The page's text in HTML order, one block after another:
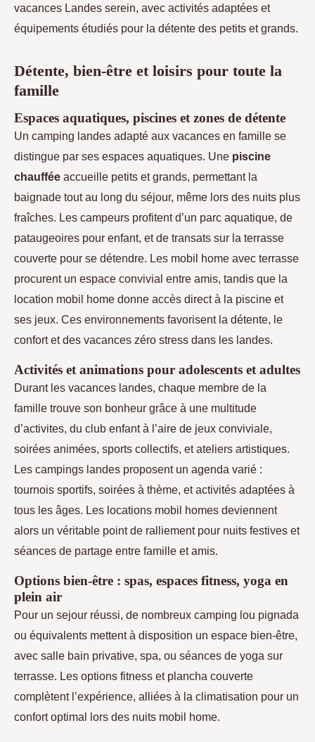
vacances Landes serein, avec activités adaptées et
équipements étudiés pour la détente des petits et grands.
Détente, bien-être et loisirs pour toute la
famille
Espaces aquatiques, piscines et zones de détente
Un camping landes adapté aux vacances en famille se
distingue par ses espaces aquatiques. Une piscine
chauffée accueille petits et grands, permettant la
baignade tout au long du séjour, même lors des nuits plus
fraîches. Les campeurs profitent d’un parc aquatique, de
pataugeoires pour enfant, et de transats sur la terrasse
couverte pour se détendre. Les mobil home avec terrasse
procurent un espace convivial entre amis, tandis que la
location mobil home donne accès direct à la piscine et
ses jeux. Ces environnements favorisent la détente, le
confort et des vacances zéro stress dans les landes.
Activités et animations pour adolescents et adultes
Durant les vacances landes, chaque membre de la
famille trouve son bonheur grâce à une multitude
d’activites, du club enfant à l’aire de jeux conviviale,
soirées animées, sports collectifs, et ateliers artistiques.
Les campings landes proposent un agenda varié :
tournois sportifs, soirées à thème, et activités adaptées à
tous les âges. Les locations mobil homes deviennent
alors un véritable point de ralliement pour nuits festives et
séances de partage entre famille et amis.
Options bien-être : spas, espaces fitness, yoga en
plein air
Pour un sejour réussi, de nombreux camping lou pignada
ou équivalents mettent à disposition un espace bien-être,
avec salle bain privative, spa, ou séances de yoga sur
terrasse. Les options fitness et plancha couverte
complètent l’expérience, alliées à la climatisation pour un
confort optimal lors des nuits mobil home.